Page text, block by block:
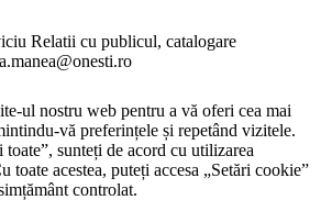
Relatii cu publicul, catalogare
ul nostru web pentru a vă oferi cea mai
vă preferințele și repetând vizitele.
sunteți de acord cu utilizarea
acestea, puteți accesa „Setări cookie”
controlat.